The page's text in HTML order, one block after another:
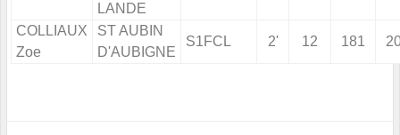
LANDE
COLLIAUX
Zoe
ST AUBIN
D'AUBIGNE
S1FCL 2' 12 181